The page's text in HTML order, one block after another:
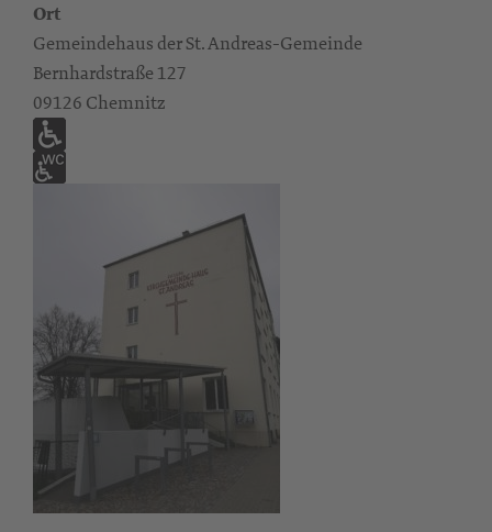
Ort
Gemeindehaus der St. Andreas-Gemeinde
Bernhardstraße 127
09126 Chemnitz